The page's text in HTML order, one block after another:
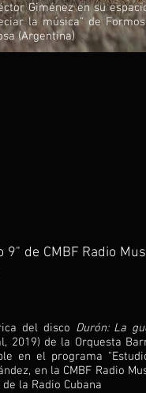
Giménez en su
la música" de
(Argentina)
9" de CMBF Radio
del disco Durón: La
2019) de la Orquesta
en el programa
en la CMBF Radio
la Radio Cubana